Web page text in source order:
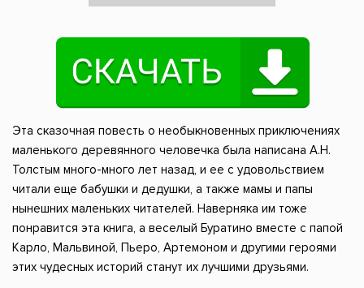
Эта сказочная повесть о необыкновенных приключениях
маленького деревянного человечка была написана А.Н.
Толстым много-много лет назад, и ее с удовольствием
читали еще бабушки и дедушки, а также мамы и папы
нынешних маленьких читателей. Наверняка им тоже
понравится эта книга, а веселый Буратино вместе с папой
Карло, Мальвиной, Пьеро, Артемоном и другими героями
этих чудесных историй станут их лучшими друзьями.